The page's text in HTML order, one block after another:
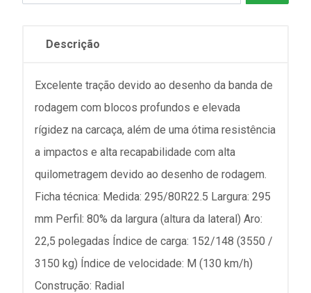
Descrição
Excelente tração devido ao desenho da banda de
rodagem com blocos profundos e elevada
rígidez na carcaça, além de uma ótima resistência
a impactos e alta recapabilidade com alta
quilometragem devido ao desenho de rodagem.
Ficha técnica: Medida: 295/80R22.5 Largura: 295
mm Perfil: 80% da largura (altura da lateral) Aro:
22,5 polegadas Índice de carga: 152/148 (3550 /
3150 kg) Índice de velocidade: M (130 km/h)
Construção: Radial